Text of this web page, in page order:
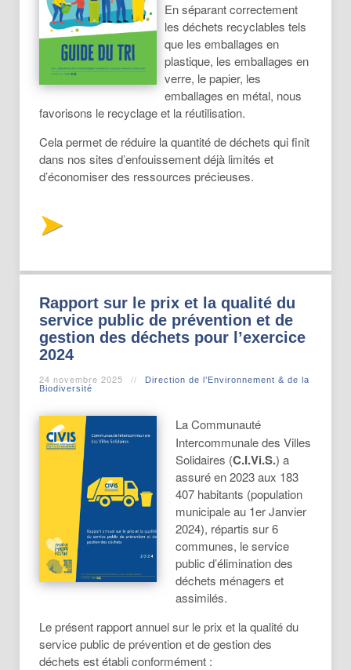
En séparant correctement
les déchets recyclables tels
que les emballages en
plastique, les emballages en
verre, le papier, les
emballages en métal, nous
favorisons le recyclage et la réutilisation.
Cela permet de réduire la quantité de déchets qui finit
dans nos sites d’enfouissement déjà limités et
d’économiser des ressources précieuses.
Rapport sur le prix et la qualité du
service public de prévention et de
gestion des déchets pour l’exercice
2024
24 novembre 2025
Direction de l’Environnement & de la
Biodiversité
La Communauté
Intercommunale des Villes
Solidaires (C.I.Vi.S.) a
assuré en 2023 aux 183
407 habitants (population
municipale au 1er Janvier
2024), répartis sur 6
communes, le service
public d’élimination des
déchets ménagers et
assimilés.
Le présent rapport annuel sur le prix et la qualité du
service public de prévention et de gestion des
déchets est établi conformément :